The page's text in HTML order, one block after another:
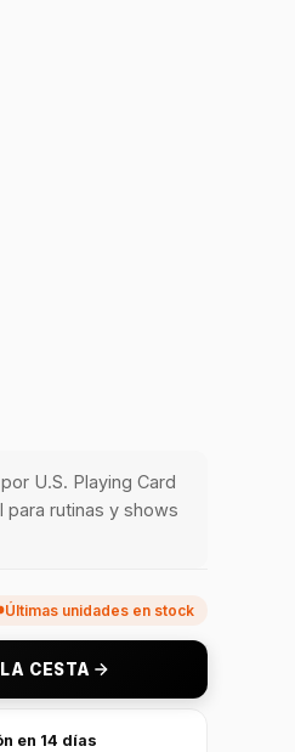
U.S. Playing Card
para rutinas y shows
Últimas unidades en stock
CESTA
en 14 días